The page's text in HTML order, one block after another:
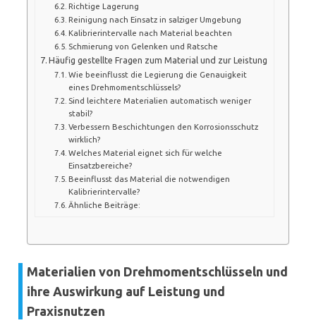
Richtige Lagerung
Reinigung nach Einsatz in salziger Umgebung
Kalibrierintervalle nach Material beachten
Schmierung von Gelenken und Ratsche
Häufig gestellte Fragen zum Material und zur Leistung
Wie beeinflusst die Legierung die Genauigkeit
eines Drehmomentschlüssels?
Sind leichtere Materialien automatisch weniger
stabil?
Verbessern Beschichtungen den Korrosionsschutz
wirklich?
Welches Material eignet sich für welche
Einsatzbereiche?
Beeinflusst das Material die notwendigen
Kalibrierintervalle?
Ähnliche Beiträge:
Materialien von Drehmomentschlüsseln und
ihre Auswirkung auf Leistung und
Praxisnutzen